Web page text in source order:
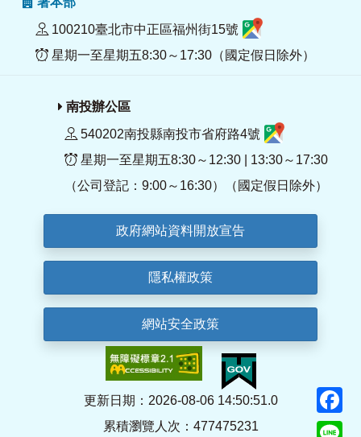
100210臺北市中正區福州街15號
星期一至星期五8:30～17:30（國定假日除外）
南投辦公區
540202南投縣南投市省府路4號
星期一至星期五8:30～12:30 | 13:30～17:30
（公司登記：9:00～16:30）（國定假日除外）
政府網站資料開放宣告
隱私權政策
網站安全政策
更新日期：2026-08-06 14:50:51.0
累積瀏覽人次：477475231